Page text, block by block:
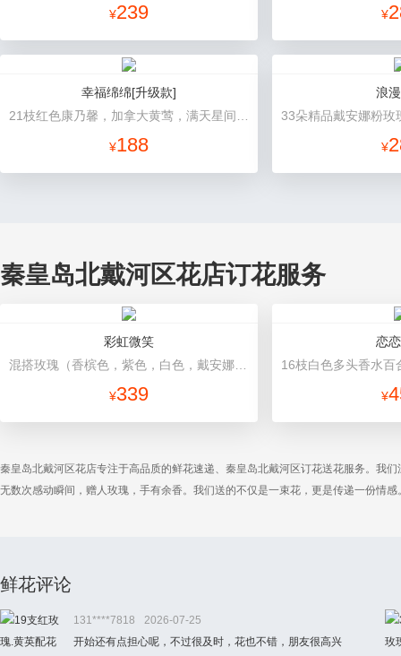
¥239 ¥
幸福绵绵[升级款]
¥188
浪
¥
秦皇岛北戴河区花店订花服务
彩虹微笑
¥339
恋
¥
秦皇岛北戴河区花店专注于高品质的鲜花速递、秦皇岛北戴河区订花送花服务。我
无数次感动瞬间，赠人玫瑰，手有余香。我们送的不仅是一束花，更是传递一份情感
鲜花评论
131****7818
2026-07-25
开始还有点担心呢，不过很及时，花也不错，朋友很高兴